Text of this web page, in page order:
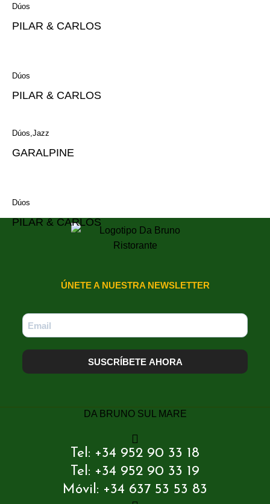
Dúos
PILAR & CARLOS
Dúos
PILAR & CARLOS
Dúos Jazz
GARALPINE
Dúos
PILAR & CARLOS
ÚNETE A NUESTRA NEWSLETTER
SUSCRÍBETE AHORA
DA BRUNO SUL MARE
Tel: +34 952 90 33 18
Tel: +34 952 90 33 19
Móvil: +34 637 53 53 83